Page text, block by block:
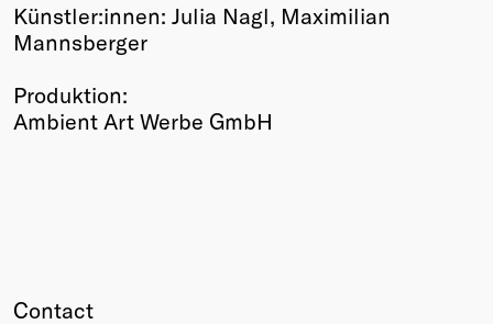
Künstler:innen: Julia Nagl, Maximilian
Mannsberger
Produktion:
Ambient Art Werbe GmbH
Contact